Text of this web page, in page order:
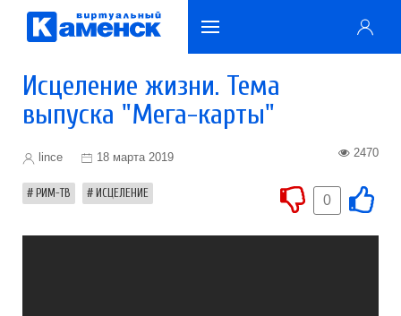
Исцеление жизни. Тема
выпуска "Мега-карты"
lince 18 марта 2019 2470
РИМ-ТВ ИСЦЕЛЕНИЕ 0